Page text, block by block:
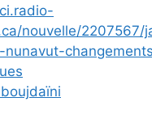
nouvelle/2207567/
nunavut-